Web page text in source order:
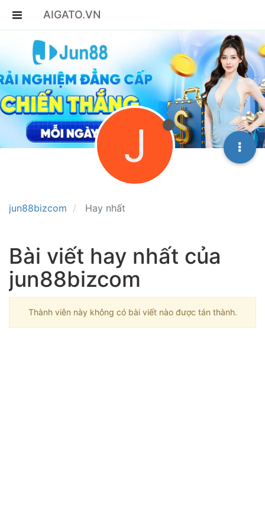
AIGATO.VN
jun88bizcom Hay nhất
J
Bài viết hay nhất của
jun88bizcom
Thành viên này không có bài viết nào được tán thành.